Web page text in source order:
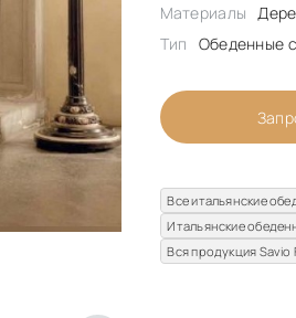
Материалы
Тип
Обеденные
Все итальянские
Итальянские
Вся продукция Savio